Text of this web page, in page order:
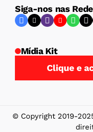
Siga-nos nas
Mídia Kit
Clique e
© Copyright 2019-